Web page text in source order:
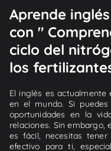
Aprende
con "
ciclo del
los
El inglés es
en el mundo. Si
oportunidades en la
relaciones. Sin embargo,
es fácil, necesitas
efectivo para ti,